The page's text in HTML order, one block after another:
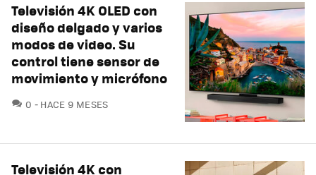
Televisión 4K OLED con
diseño delgado y varios
modos de video. Su
control tiene sensor de
movimiento y micrófono
0 COMENTARIOS
HACE 9 MESES
Televisión 4K con